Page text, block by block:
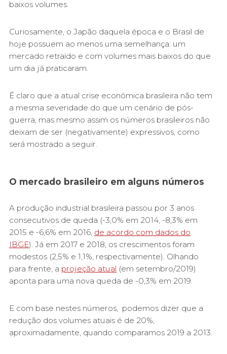
baixos volumes.
Curiosamente, o Japão daquela época e o Brasil de
hoje possuem ao menos uma semelhança: um
mercado retraído e com volumes mais baixos do que
um dia já praticaram.
É claro que a atual crise econômica brasileira não tem
a mesma severidade do que um cenário de pós-
guerra, mas mesmo assim os números brasileiros não
deixam de ser (negativamente) expressivos, como
será mostrado a seguir.
O mercado brasileiro em alguns números
A produção industrial brasileira passou por 3 anos
consecutivos de queda (-3,0% em 2014, -8,3% em
2015 e -6,6% em 2016, de acordo com dados do
IBGE). Já em 2017 e 2018, os crescimentos foram
modestos (2,5% e 1,1%, respectivamente). Olhando
para frente, a projeção atual (em setembro/2019)
aponta para uma nova queda de -0,3% em 2019.
E com base nestes números, podemos dizer que a
redução dos volumes atuais é de 20%,
aproximadamente, quando comparamos 2019 a 2013.